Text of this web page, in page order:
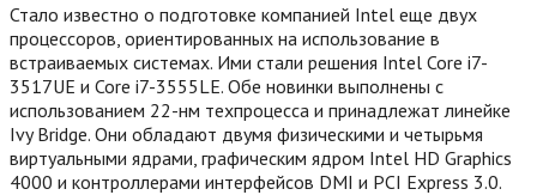
Стало известно о подготовке компанией Intel еще двух
процессоров, ориентированных на использование в
встраиваемых системах. Ими стали решения Intel Core i7-
3517UE и Core i7-3555LE. Обе новинки выполнены с
использованием 22-нм техпроцесса и принадлежат линейке
Ivy Bridge. Они обладают двумя физическими и четырьмя
виртуальными ядрами, графическим ядром Intel HD Graphics
4000 и контроллерами интерфейсов DMI и PCI Express 3.0.